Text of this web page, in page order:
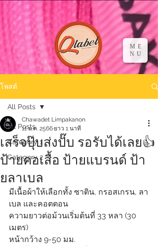
ME
NU
โพสต์
All Posts
Category 1
Category 2
All Posts
เสร็จปุ๊บส่งปั๊บ รอรับได้เลย👍
ป้ายคอเสื้อ ป้ายแบรนด์ ป้า
ยลาเบล
Chawadet Limpakanon
11 ม.ค. 2566 ยาว 1 นาที
มีเนื้อผ้าให้เลือกทั้ง ซาติน, กรอสเกรน, ลา
เบล และคอตตอน
ความยาวต่อม้วนเริ่มต้นที่ 33 หลา (30
เมตร)
หน้ากว้าง 9-50 มม.